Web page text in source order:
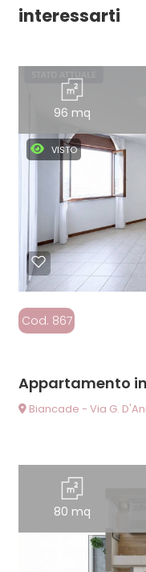
interessarti
96 mq
VISTO
Cod. 867
Appartamento
Biancade - Via G.
80 mq